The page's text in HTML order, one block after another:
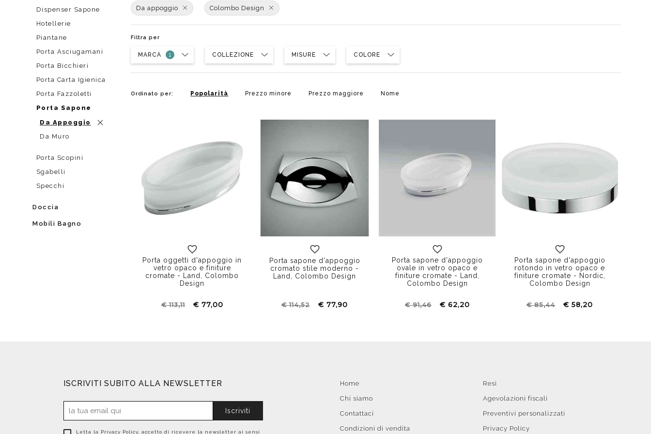
Soffioni speciali
Da muro
Da Appoggio
Da appoggio Colombo Design
Filtra per
Dispenser Sapone
Hotellerie
Piantane
Porta Asciugamani
Porta Bicchieri
Porta Carta Igienica
Porta Fazzoletti
Porta Sapone
Da Appoggio
Da Muro
Porta Scopini
Sgabelli
Specchi
Doccia
Mobili Bagno
MARCA COLLEZIONE MISURE COLORE
Ordinato per: Popolarità Prezzo minore Prezzo maggiore Nome
Porta oggetti d'appoggio in
vetro opaco e finiture
cromate - Land, Colombo
Design
€ 113,11 € 77,00
Porta sapone d'appoggio
cromato stile moderno -
Land, Colombo Design
€ 114,52 € 77,90
Porta sapone d'appoggio
ovale in vetro opaco e
finiture cromate - Land,
Colombo Design
€ 91,46 € 62,20
Porta sapone d'appoggio
rotondo in vetro opaco e
finiture cromate - Nordic,
Colombo Design
€ 85,44 € 58,20
ISCRIVITI SUBITO ALLA NEWSLETTER
Iscriviti
Letta la Privacy Policy , accetto di ricevere la newsletter ai sensi
Home
Chi siamo
Contattaci
Condizioni di vendita
Resi
Agevolazioni fiscali
Preventivi personalizzati
Privacy Policy